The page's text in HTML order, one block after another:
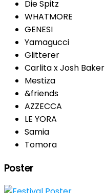
Die Spitz
WHATMORE
GENESI
Yamagucci
Glitterer
Carlita x Josh Baker
Mestiza
&friends
AZZECCA
LE YORA
Samia
Tomora
Poster